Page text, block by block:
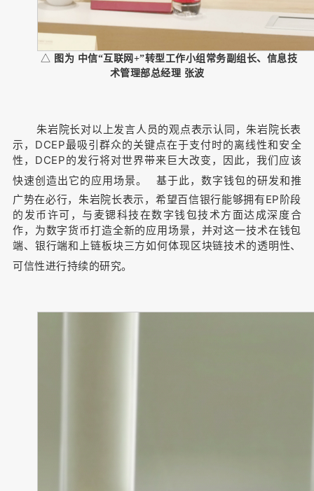
△ 图为 中信“互联网+”转型工作小组常务副组长、信息技
术管理部总经理 张波
朱岩院长对以上发言人员的观点表示认同，朱岩院长表
示，DCEP最吸引群众的关键点在于支付时的离线性和安全
性，DCEP的发行将对世界带来巨大改变，因此，我们应该
快速创造出它的应用场景。
基于此，数字钱包的研发和推
广势在必行，朱岩院长表示，希望百信银行能够拥有EP阶段
的发币许可，与麦锶科技在数字钱包技术方面达成深度合
作，为数字货币打造全新的应用场景，并对这一技术在钱包
端、银行端和上链板块三方如何体现区块链技术的透明性、
可信性进行持续的研究。